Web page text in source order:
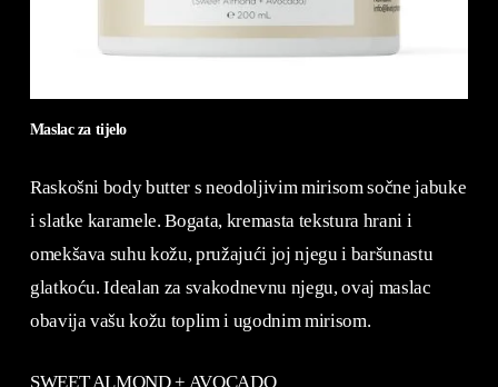
Maslac za tijelo
Raskošni body butter s neodoljivim mirisom sočne jabuke
i slatke karamele. Bogata, kremasta tekstura hrani i
omekšava suhu kožu, pružajući joj njegu i baršunastu
glatkoću. Idealan za svakodnevnu njegu, ovaj maslac
obavija vašu kožu toplim i ugodnim mirisom.
SWEET ALMOND + AVOCADO